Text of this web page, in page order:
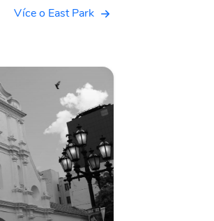
Více o East Park